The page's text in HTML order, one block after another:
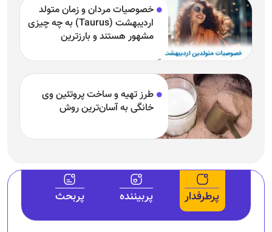
خصوصیات مردان و زمان متولد
اردیبهشت (Taurus) به چه چیزی
مشهور هستند و بارزترین
طرز تهیه و ساخت پروتئین وی
خانگی به آسان‌ترین روش
پرطرفدار پربیننده پربحث